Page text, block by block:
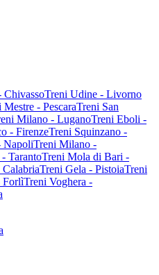
ChivassoTreni Udine - Livorno
Mestre - PescaraTreni San
Milano - LuganoTreni Eboli -
- FirenzeTreni Squinzano -
NapoliTreni Milano -
TarantoTreni Mola di Bari -
Treni Gela - PistoiaTreni
ForlìTreni Voghera -